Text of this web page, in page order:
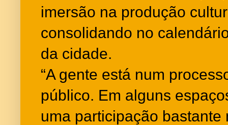
imersão na produção
consolidando no
da cidade.
“A gente está num
público. Em alguns
uma participação bastante